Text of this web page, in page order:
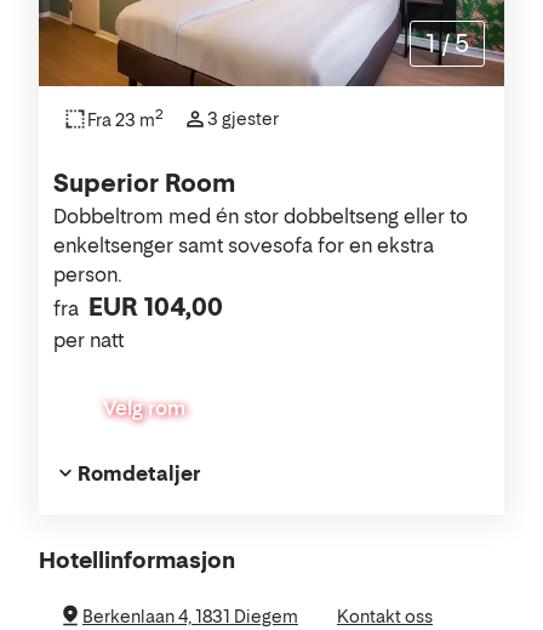
Superior Room
fra EUR 104,00
per natt
Dobbeltrom med én stor dobbeltseng eller to
enkeltsenger samt sovesofa for en ekstra
person.
Velg rom
Fra 23 m2 3 gjester
Romdetaljer
1 /5
Om
hotellet
Hotellinformasjon
Berkenlaan 4, 1831 Diegem Kontakt oss